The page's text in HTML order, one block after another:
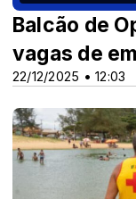
22/12/2025 • 12:03
Balcão de
vagas de